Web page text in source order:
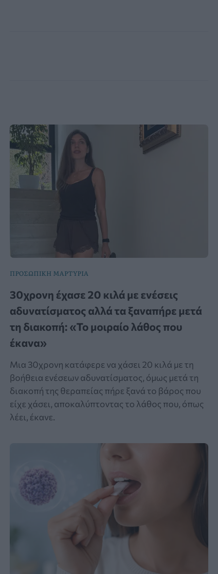
ΠΡΟΣΩΠΙΚΗ ΜΑΡΤΥΡΙΑ
30χρονη έχασε 20 κιλά με ενέσεις
αδυνατίσματος αλλά τα ξαναπήρε μετά
τη διακοπή: «Το μοιραίο λάθος που
έκανα»
Μια 30χρονη κατάφερε να χάσει 20 κιλά με τη
βοήθεια ενέσεων αδυνατίσματος, όμως μετά τη
διακοπή της θεραπείας πήρε ξανά το βάρος που
είχε χάσει, αποκαλύπτοντας το λάθος που, όπως
λέει, έκανε.